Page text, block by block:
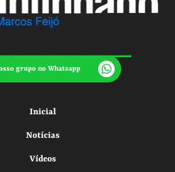
grupo no Whatsapp
Inicial
Notícias
Vídeos